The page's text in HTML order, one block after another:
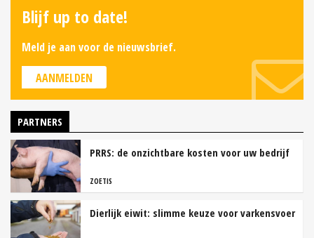
Blijf up to date!
Meld je aan voor de nieuwsbrief.
AANMELDEN
PARTNERS
PRRS: de onzichtbare kosten voor uw bedrijf
ZOETIS
Dierlijk eiwit: slimme keuze voor varkensvoer